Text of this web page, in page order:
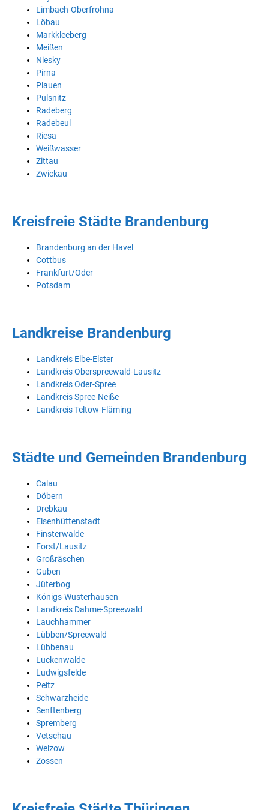
Limbach-Oberfrohna
Löbau
Markkleeberg
Meißen
Niesky
Pirna
Plauen
Pulsnitz
Radeberg
Radebeul
Riesa
Weißwasser
Zittau
Zwickau
Kreisfreie Städte Brandenburg
Brandenburg an der Havel
Cottbus
Frankfurt/Oder
Potsdam
Landkreise Brandenburg
Landkreis Elbe-Elster
Landkreis Oberspreewald-Lausitz
Landkreis Oder-Spree
Landkreis Spree-Neiße
Landkreis Teltow-Fläming
Städte und Gemeinden Brandenburg
Calau
Döbern
Drebkau
Eisenhüttenstadt
Finsterwalde
Forst/Lausitz
Großräschen
Guben
Jüterbog
Königs-Wusterhausen
Landkreis Dahme-Spreewald
Lauchhammer
Lübben/Spreewald
Lübbenau
Luckenwalde
Ludwigsfelde
Peitz
Schwarzheide
Senftenberg
Spremberg
Vetschau
Welzow
Zossen